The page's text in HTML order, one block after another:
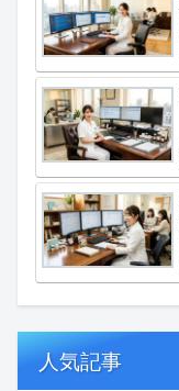
人気記事